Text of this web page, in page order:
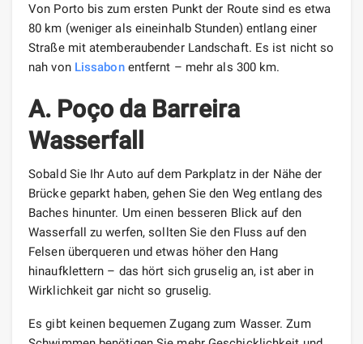
Von Porto bis zum ersten Punkt der Route sind es etwa
80 km (weniger als eineinhalb Stunden) entlang einer
Straße mit atemberaubender Landschaft. Es ist nicht so
nah von Lissabonentfernt – mehr als 300 km.
A. Poço da Barreira
Wasserfall
Sobald Sie Ihr Auto auf dem Parkplatz in der Nähe der
Brücke geparkt haben, gehen Sie den Weg entlang des
Baches hinunter. Um einen besseren Blick auf den
Wasserfall zu werfen, sollten Sie den Fluss auf den
Felsen überqueren und etwas höher den Hang
hinaufklettern – das hört sich gruselig an, ist aber in
Wirklichkeit gar nicht so gruselig.
Es gibt keinen bequemen Zugang zum Wasser. Zum